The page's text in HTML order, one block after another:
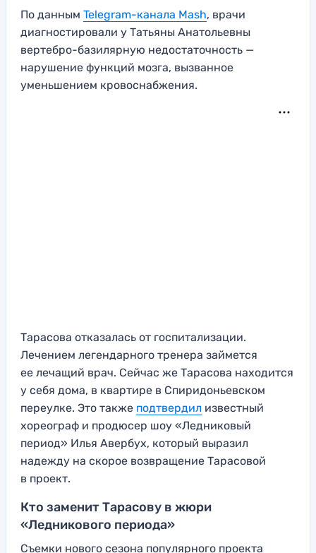
По данным Telegram-канала Mash, врачи
диагностировали у Татьяны Анатольевны
вертебро-базилярную недостаточность —
нарушение функций мозга, вызванное
уменьшением кровоснабжения.
Тарасова отказалась от госпитализации.
Лечением легендарного тренера займется
ее лечащий врач. Сейчас же Тарасова находится
у себя дома, в квартире в Спиридоньевском
переулке. Это также подтвердил известный
хореограф и продюсер шоу «Ледниковый
период» Илья Авербух, который выразил
надежду на скорое возвращение Тарасовой
в проект.
Кто заменит Тарасову в жюри
«Ледникового периода»
Съемки нового сезона популярного проекта